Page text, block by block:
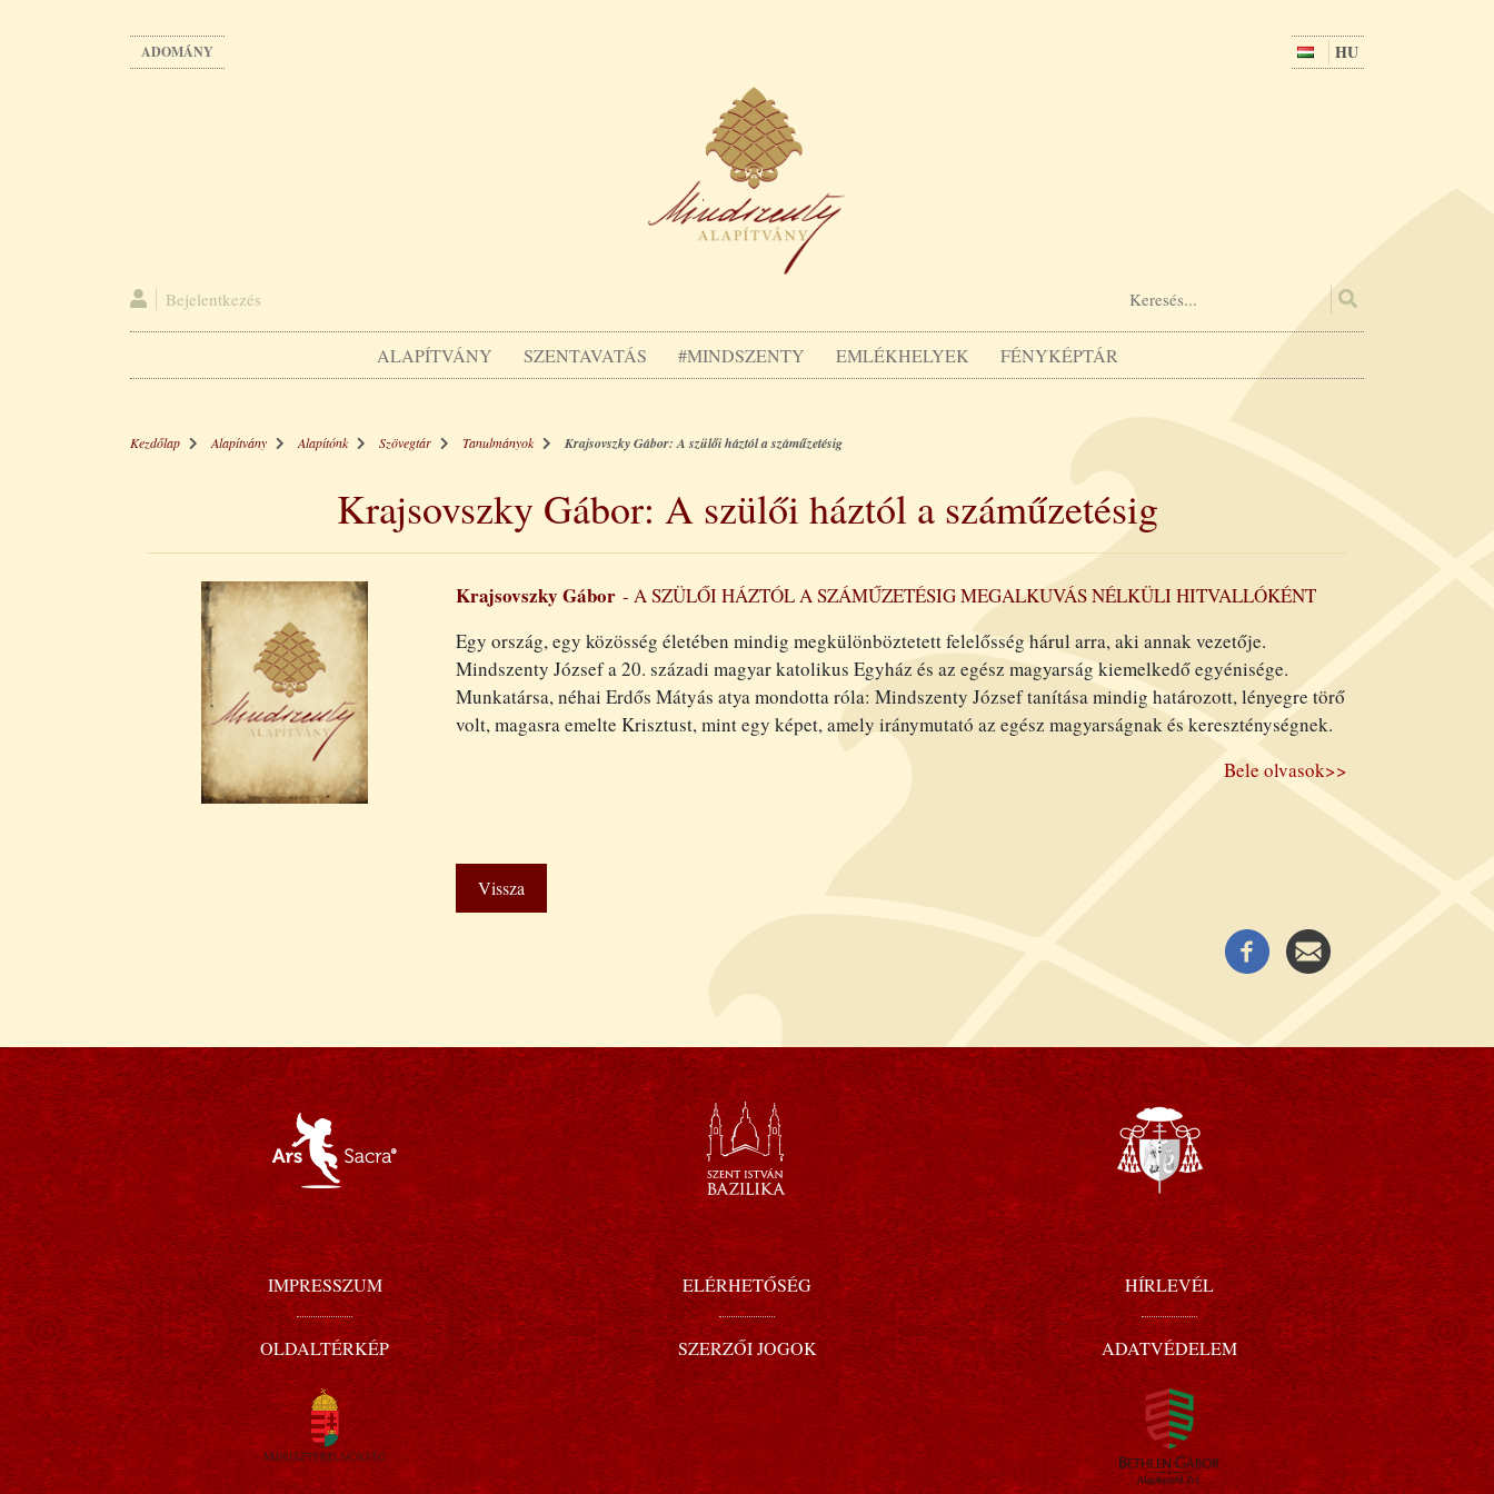
ADOMÁNY HU
Bejelentkezés
ALAPÍTVÁNY SZENTAVATÁS #MINDSZENTY EMLÉKHELYEK FÉNYKÉPTÁR
Kezdőlap Alapítvány Alapítónk Szövegtár Tanulmányok Krajsovszky Gábor: A szülői háztól a száműzetésig
Krajsovszky Gábor: A szülői háztól a száműzetésig
Krajsovszky Gábor- A SZÜLŐI HÁZTÓL A SZÁMŰZETÉSIG MEGALKUVÁS NÉLKÜLI HITVALLÓKÉNT
Egy ország, egy közösség életében mindig megkülönböztetett felelősség hárul arra, aki annak vezetője.
Mindszenty József a 20. századi magyar katolikus Egyház és az egész magyarság kiemelkedő egyénisége.
Munkatársa, néhai Erdős Mátyás atya mondotta róla: Mindszenty József tanítása mindig határozott, lényegre törő
volt, magasra emelte Krisztust, mint egy képet, amely iránymutató az egész magyarságnak és kereszténységnek.
Bele olvasok>>
Vissza
IMPRESSZUM ELÉRHETŐSÉG HÍRLEVÉL
OLDALTÉRKÉP SZERZŐI JOGOK ADATVÉDELEM